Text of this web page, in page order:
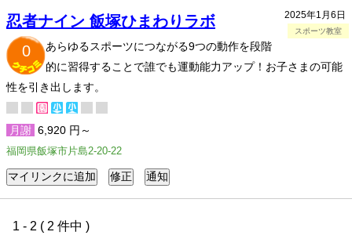
2025年1月6日
スポーツ教室
忍者ナイン 飯塚ひまわりラボ
0
あらゆるスポーツにつながる9つの動作を段階
的に習得することで誰でも運動能力アップ！お子さまの可能
性を引き出します。
月謝 6,920 円～
福岡県飯塚市片島2-20-22
1 - 2 ( 2 件中 )